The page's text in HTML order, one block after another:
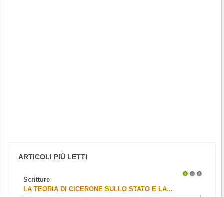
ARTICOLI PIÙ LETTI
Scritture
LA TEORIA DI CICERONE SULLO STATO E LA...